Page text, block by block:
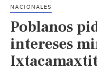
a
una
de
comunidades
NACIONALES
Poblanos
intereses